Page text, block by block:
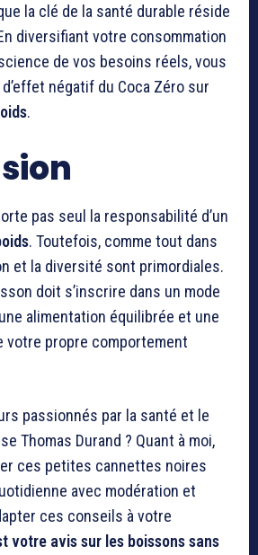
la clé de la santé durable réside
diversifiant votre consommation
de vos besoins réels, vous
négatif du Coca Zéro sur
.
pas seul la responsabilité d’un
. Toutefois, comme tout dans
et la diversité sont primordiales.
doit s’inscrire dans un mode
alimentation équilibrée et une
votre propre comportement
passionnés par la santé et le
Thomas Durand ? Quant à moi,
ces petites cannettes noires
avec modération et
ces conseils à votre
votre avis sur les boissons sans